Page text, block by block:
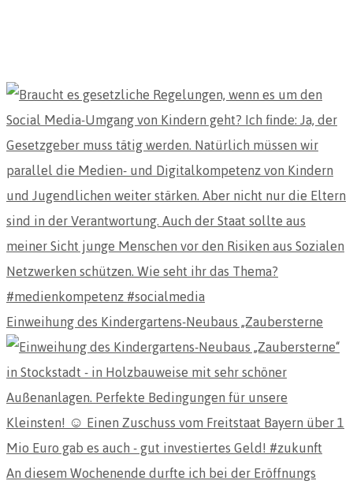
Einweihung des Kindergartens-Neubaus „Zaubersterne
An diesem Wochenende durfte ich bei der Eröffnungs